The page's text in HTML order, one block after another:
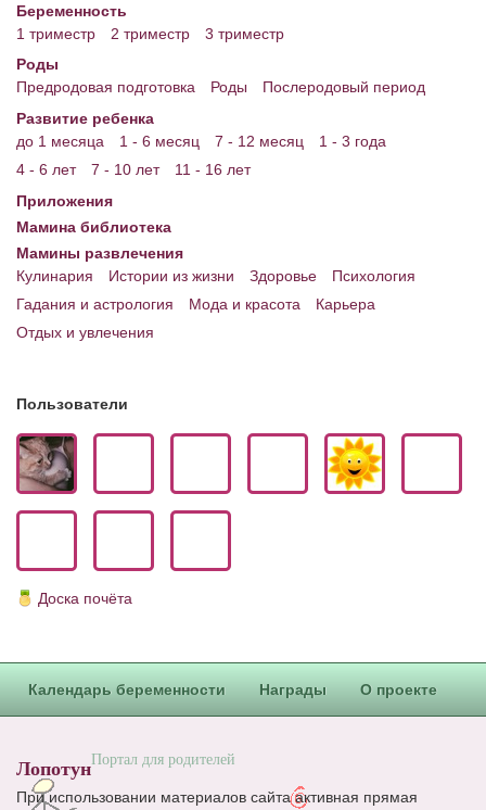
Мамина энциклопедия
СЕРВИСЫ И ПРИЛОЖЕНИЯ
Сервис. Оценка роста и веса ребенка
Приложения для Android
Полезные ссылки
Опросы
Блог Администратора
Сотрудничество. Авторам
Беременность
1 триместр
2 триместр
3 триместр
Роды
Предродовая подготовка
Роды
Послеродовый период
Развитие ребенка
до 1 месяца
1 - 6 месяц 7 - 12 месяц
1 - 3 года
4 - 6 лет
7 - 10 лет
11 - 16 лет
Приложения
Мамина библиотека
Мамины развлечения
Кулинария
Истории из жизни Здоровье
Психология
Гадания и астрология
Мода и красота
Карьера
Отдых и увлечения
Пользователи
Доска почёта
Календарь беременности Награды О проекте
ЛопотунПортал для родителей
При использовании материалов сайта активная прямая